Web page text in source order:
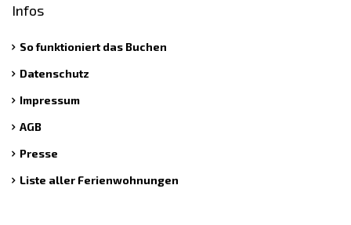
Infos
So funktioniert das Buchen
Datenschutz
Impressum
AGB
Presse
Liste aller Ferienwohnungen